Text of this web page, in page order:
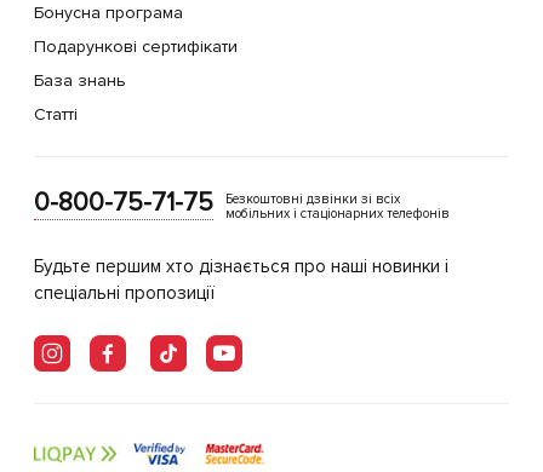
Бонусна програма
Подарункові сертифікати
База знань
Статті
0-800-75-71-75
Безкоштовні дзвінки зі всіх
мобільних і стаціонарних телефонів
Будьте першим хто дізнається про наші новинки і
спеціальні пропозиції